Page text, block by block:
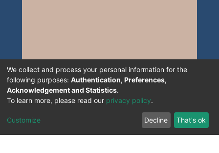
We collect and process your personal information for the
following purposes: Authentication, Preferences,
Acknowledgement and Statistics.
To learn more, please read our privacy policy.
Customize Decline That's ok